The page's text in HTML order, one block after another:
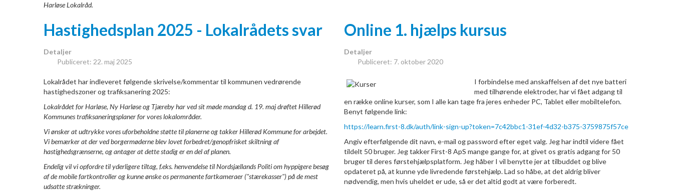
Harløse Lokalråd.
Hastighedsplan 2025 - Lokalrådets svar
Detaljer
Publiceret: 22. maj 2025
Lokalrådet har indleveret følgende skrivelse/kommentar til kommunen vedrørende
hastighedszoner og trafiksanering 2025:
Lokalrådet for Harløse, Ny Harløse og Tjæreby har ved sit møde mandag d. 19. maj drøftet Hillerød
Kommunes trafiksaneringsplaner for vores lokalområder.
Vi ønsker at udtrykke vores uforbeholdne støtte til planerne og takker Hillerød Kommune for arbejdet.
Vi bemærker at der ved borgermøderne blev lovet forbedret/genopfrisket skiltning af
hastighedsgrænserne, og antager at dette stadig er en del af planen.
Endelig vil vi opfordre til yderligere tiltag, f.eks. henvendelse til Nordsjællands Politi om hyppigere besøg
af de mobile fartkontroller og kunne ønske os permanente fartkameraer ("stærekasser") på de mest
udsatte strækninger.
Online 1. hjælps kursus
Detaljer
Publiceret: 7. oktober 2020
I forbindelse med anskaffelsen af det nye batteri
med tilhørende elektroder, har vi fået adgang til
en række online kurser, som I alle kan tage fra jeres enheder PC, Tablet eller mobiltelefon.
Benyt følgende link:
https://learn.first-8.dk/auth/link-sign-up?token=7c42bbc1-31ef-4d32-b375-3759875f57ce
Angiv efterfølgende dit navn, e-mail og password efter eget valg. Jeg har indtil videre fået
tildelt 50 bruger. Jeg takker First-8 ApS mange gange for, at givet os gratis adgang for 50
bruger til deres førstehjælpsplatform. Jeg håber I vil benytte jer at tilbuddet og blive
opdateret på, at kunne yde livredende førstehjælp. Lad so håbe, at det aldrig bliver
nødvendig, men hvis uheldet er ude, så er det altid godt at være forberedt.